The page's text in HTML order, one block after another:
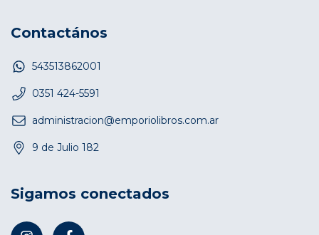
Contactános
543513862001
0351 424-5591
administracion@emporiolibros.com.ar
9 de Julio 182
Sigamos conectados